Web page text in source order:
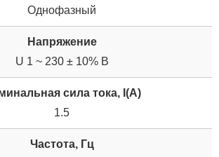
Однофазный
Напряжение
U 1 ~ 230 ± 10% В
сила тока, I(А)
1.5
Частота, Гц